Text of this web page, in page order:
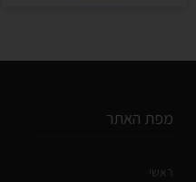
מפת האתר
ראשי